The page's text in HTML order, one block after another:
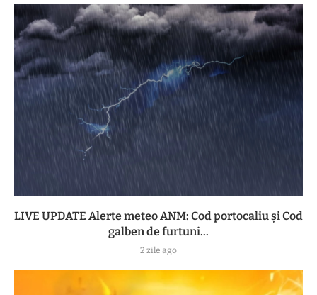
LIVE UPDATE Alerte meteo ANM: Cod portocaliu și Cod
galben de furtuni...
2 zile ago